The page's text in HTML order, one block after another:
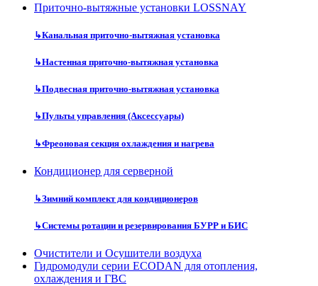
Приточно-вытяжные установки LOSSNAY
↳Канальная приточно-вытяжная установка
↳Настенная приточно-вытяжная установка
↳Подвесная приточно-вытяжная установка
↳Пульты управления (Аксессуары)
↳Фреоновая секция охлаждения и нагрева
Кондиционер для серверной
↳Зимний комплект для кондиционеров
↳Системы ротации и резервирования БУРР и БИС
Очистители и Осушители воздуха
Гидромодули серии ECODAN для отопления,
охлаждения и ГВС